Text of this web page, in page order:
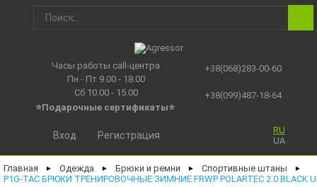
Часы работы call-центра
Пн - Пт 9.00 - 18.00
Сб 10.00 - 15.00
⭐Подарочные сертификаты⭐
+38(068)283-00-60
+38(099)487-18-64
RU
UA
Вход Регистрация
Главная ► Одежда ► Брюки и ремни ► Спортивные штаны ►
P1G-TAC БРЮКИ ТРЕНИРОВОЧНЫЕ ЗИМНИЕ FRWP POLARTEC 2.0 BLACK